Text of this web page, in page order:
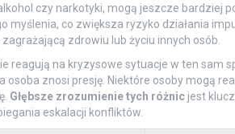
czy narkotyki, mogą jeszcze bardziej
myślenia, co zwiększa ryzyko działania
zdrowiu lub życiu innych osób.
reagują na kryzysowe sytuacje w ten sam
osoba znosi presję. Niektóre osoby mogą
Głębsze zrozumienie tych różnicjest
eskalacji konfliktów.